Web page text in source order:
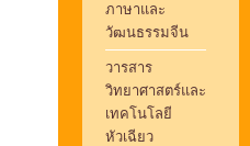
ภาษาและ
วัฒนธรรมจีน
วารสาร
วิทยาศาสตร์และ
เทคโนโลยี
หัวเฉียว